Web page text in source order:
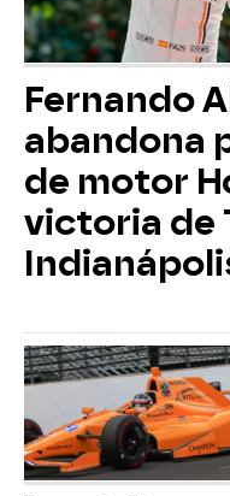
Fernando
abandona
de motor
victoria de